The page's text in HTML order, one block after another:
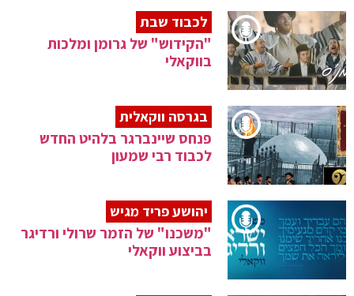
לכבוד שבת
"הקידוש" של גרומן ומלכות
בווקאלי
בגרסה ווקאלית
פנחס שיינברגר בלהיט החדש
לכבוד רבי שמעון
יהושע פריד מגיש
"משכנו" של הזמר שרולי ורדיגר
בביצוע ווקאלי